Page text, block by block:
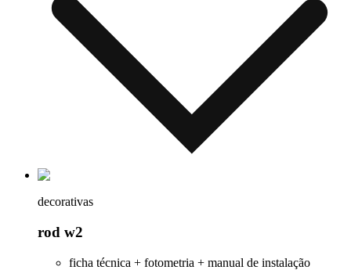
decorativas
rod w2
ficha técnica + fotometria + manual de instalação